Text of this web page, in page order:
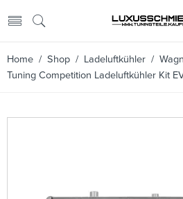
Home / Shop / Ladeluftkühler /
Tuning Competition Ladeluftkühler Kit